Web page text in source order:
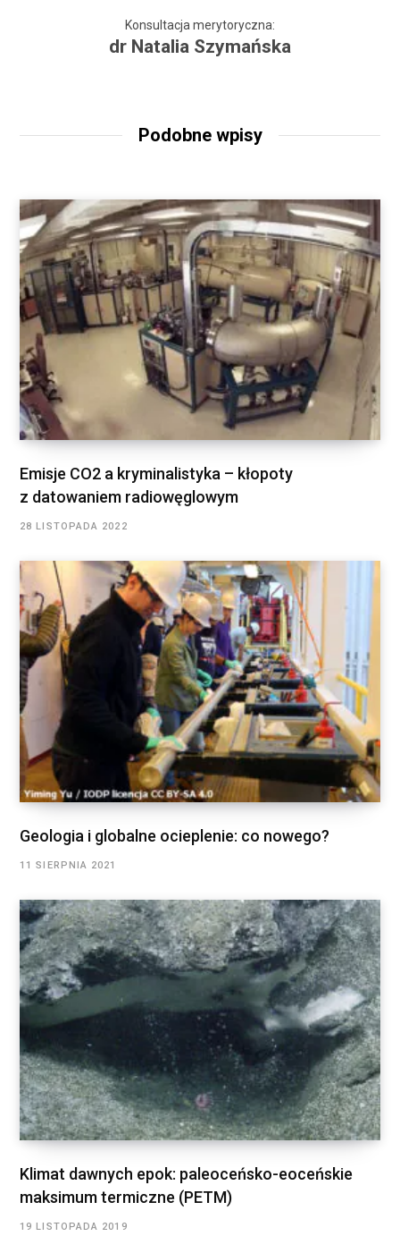
Konsultacja merytoryczna:
dr Natalia Szymańska
Podobne wpisy
Emisje CO2 a kryminalistyka – kłopoty
z datowaniem radiowęglowym
28 LISTOPADA 2022
Geologia i globalne ocieplenie: co nowego?
11 SIERPNIA 2021
Klimat dawnych epok: paleoceńsko-eoceńskie
maksimum termiczne (PETM)
19 LISTOPADA 2019